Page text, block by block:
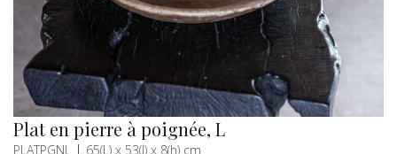
Plat en pierre à poignée, L
PLATPGNL 65(L) x 53(l) x 8(h) cm